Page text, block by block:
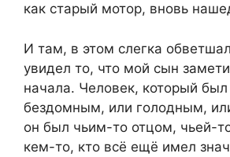
как старый мотор, вновь
И там, в этом слегка
увидел то, что мой сын
начала. Человек, который был
бездомным, или голодным,
он был чьим-то отцом, чьей-
кем-то, кто всё ещё имел